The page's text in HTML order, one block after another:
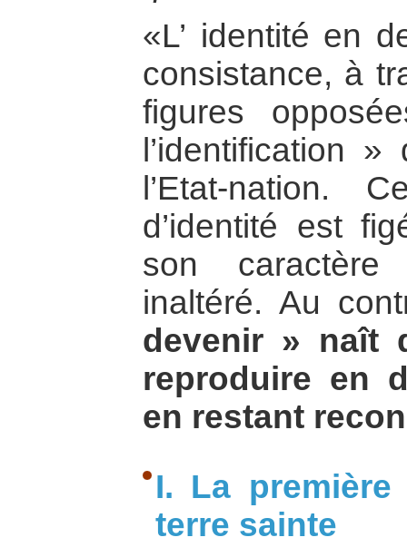
«L’ identité en
consistance, à
figures
l’identification
l’Etat-nation.
d’identité est
son
inaltéré. Au
devenir » naît
reproduire en
en restant
I. La
terre sainte